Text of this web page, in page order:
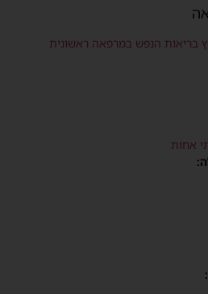
בריאות הנפש במרפאה ראשונית
אחות